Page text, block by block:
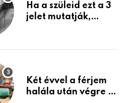
Ha a szüleid ezt a 3
jelet mutatják,
Készülj fel arra, ami
Két évvel a férjem
halála után végre át